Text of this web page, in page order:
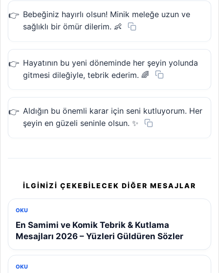
Bebeğiniz hayırlı olsun! Minik meleğe uzun ve
sağlıklı bir ömür dilerim. 👶
Hayatının bu yeni döneminde her şeyin yolunda
gitmesi dileğiyle, tebrik ederim. 🌈
Aldığın bu önemli karar için seni kutluyorum. Her
şeyin en güzeli seninle olsun. ✨
İLGINIZI ÇEKEBILECEK DIĞER MESAJLAR
OKU
En Samimi ve Komik Tebrik & Kutlama
Mesajları 2026 – Yüzleri Güldüren Sözler
OKU